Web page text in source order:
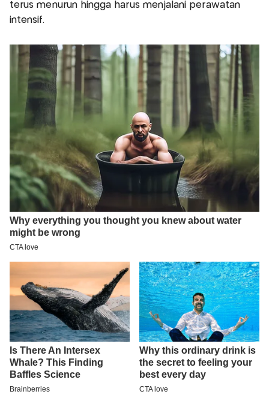
terus menurun hingga harus menjalani perawatan
intensif.